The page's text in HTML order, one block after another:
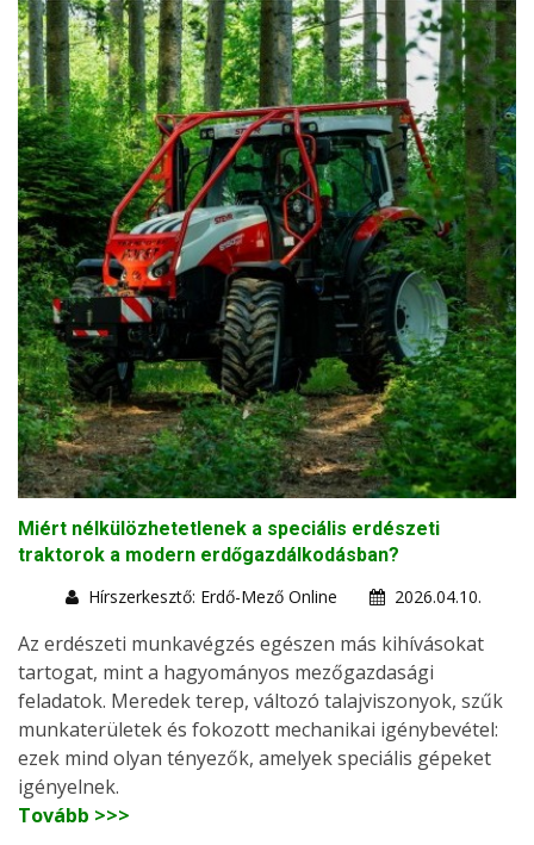
Miért nélkülözhetetlenek a speciális erdészeti
traktorok a modern erdőgazdálkodásban?
Hírszerkesztő: Erdő-Mező Online
2026.04.10.
Az erdészeti munkavégzés egészen más kihívásokat
tartogat, mint a hagyományos mezőgazdasági
feladatok. Meredek terep, változó talajviszonyok, szűk
munkaterületek és fokozott mechanikai igénybevétel:
ezek mind olyan tényezők, amelyek speciális gépeket
igényelnek.
Tovább >>>